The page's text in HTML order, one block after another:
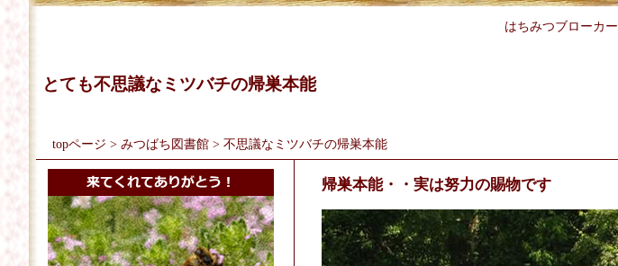
はちみつブローカー
とても不思議なミツバチの帰巣本能
topページ > みつばち図書館 > 不思議なミツバチの帰巣本能
帰巣本能・・実は努力の賜物です